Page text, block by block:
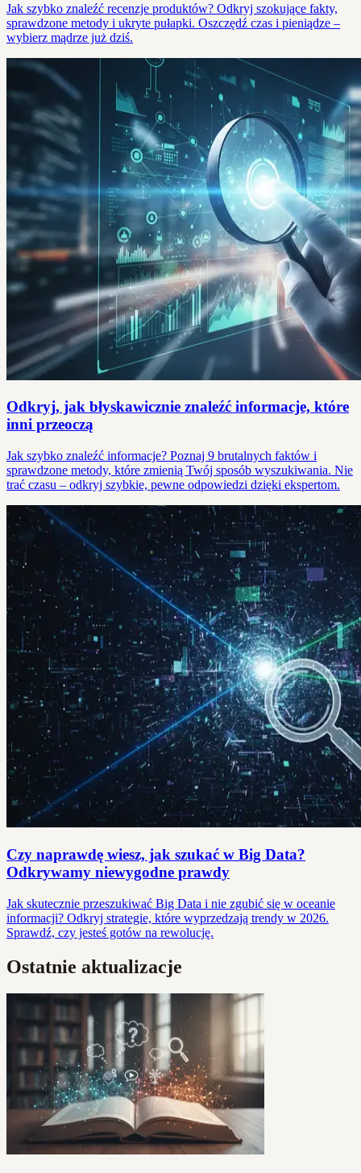
Jak szybko znaleźć recenzje produktów? Odkryj szokujące fakty,
sprawdzone metody i ukryte pułapki. Oszczędź czas i pieniądze –
wybierz mądrze już dziś.
Odkryj, jak błyskawicznie znaleźć informacje, które
inni przeoczą
Jak szybko znaleźć informacje? Poznaj 9 brutalnych faktów i
sprawdzone metody, które zmienią Twój sposób wyszukiwania. Nie
trać czasu – odkryj szybkie, pewne odpowiedzi dzięki ekspertom.
Czy naprawdę wiesz, jak szukać w Big Data?
Odkrywamy niewygodne prawdy
Jak skutecznie przeszukiwać Big Data i nie zgubić się w oceanie
informacji? Odkryj strategie, które wyprzedzają trendy w 2026.
Sprawdź, czy jesteś gotów na rewolucję.
Ostatnie aktualizacje